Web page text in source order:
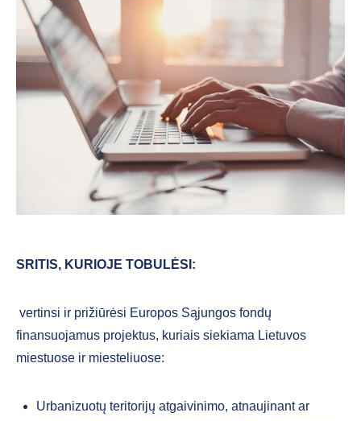
SRITIS, KURIOJE TOBULĖSI:
vertinsi ir prižiūrėsi Europos Sąjungos fondų
finansuojamus projektus, kuriais siekiama Lietuvos
miestuose ir miesteliuose:
Urbanizuotų teritorijų atgaivinimo, atnaujinant ar